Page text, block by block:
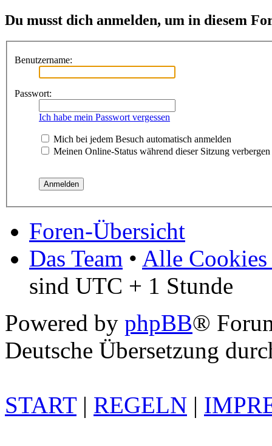
Du musst dich anmelden, um in diesem
Benutzername:
Passwort:
Ich habe mein Passwort vergessen
Mich bei jedem Besuch automatisch anmelden
Meinen Online-Status während dieser Sitzung verbergen
Foren-Übersicht
Das Team • Alle Cookies
sind UTC + 1 Stunde
Powered by phpBB®
Deutsche Übersetzung
START| REGELN |